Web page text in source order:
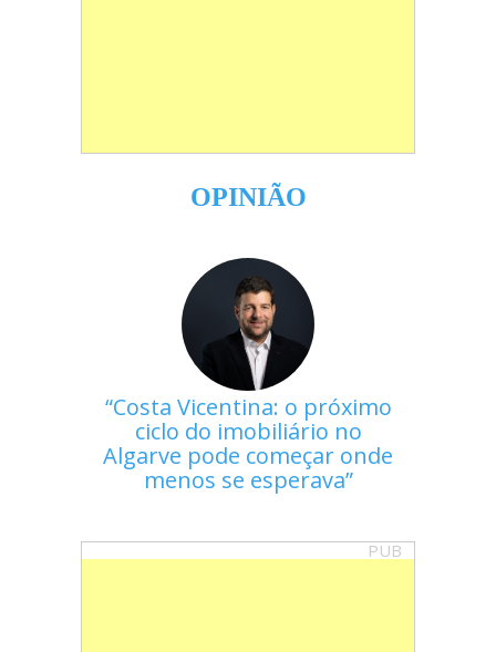
OPINIÃO
Costa Vicentina: o próximo
ciclo do imobiliário no
Algarve pode começar onde
menos se esperava
PUB